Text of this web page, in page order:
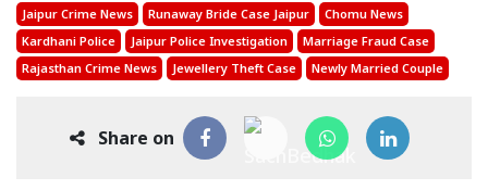
Jaipur Crime News Runaway Bride Case Jaipur
Chomu News
Kardhani Police
Jaipur Police Investigation
Marriage Fraud Case
Rajasthan Crime News
Jewellery Theft Case Newly Married Couple
Share on